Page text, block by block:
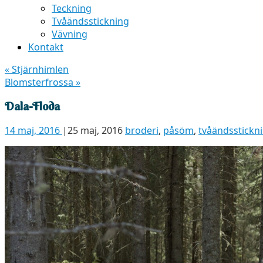
Teckning
Tvåändsstickning
Vävning
Kontakt
«Stjärnhimlen
Blomsterfrossa »
Dala-Floda
14 maj, 2016 |25 maj, 2016 broderi, påsöm,